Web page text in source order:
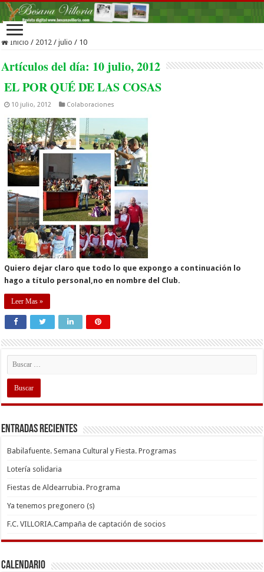
Inicio / 2012 / julio / 10
Artículos del día: 10 julio, 2012
EL POR QUÉ DE LAS COSAS
10 julio, 2012 Colaboraciones
Quiero dejar claro que todo lo que expongo a continuación lo
hago a título personal,no en nombre del Club.
Leer Mas »
Entradas recientes
Babilafuente. Semana Cultural y Fiesta. Programas
Lotería solidaria
Fiestas de Aldearrubia. Programa
Ya tenemos pregonero (s)
F.C. VILLORIA.Campaña de captación de socios
Calendario